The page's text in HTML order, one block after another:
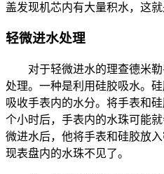
盖发现机芯内有大量积水，这就
轻微进水处理
对于轻微进水的理查德米
处理。一种是利用硅胶吸水。
吸收手表内的水分。将手表和
个小时后，手表内的水珠可能
微进水后，他将手表和硅胶放
现表盘内的水珠不见了。